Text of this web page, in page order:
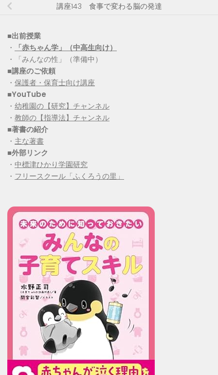
講座143 食事で変わる脳の発達
■出前授業
・
「赤ちゃん学」（中高生向け）
・「みんなの性」（準備中）
■講座のご依頼
・ 保護者・保育士向け講座
■YouTube
・ 幼稚園の【研究】チャンネル
・ 教師の【指導法】チャンネル
■著書の紹介
・ 主な著書
■外部リンク
・ 中標津ひかり学園研究
・ フリースクール「ふくろうの里」